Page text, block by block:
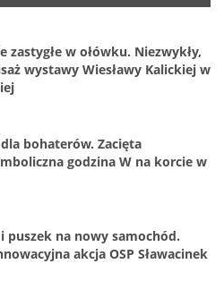
zastygłe w ołówku. Niezwykły,
wystawy Wiesławy Kalickiej w
bohaterów. Zacięta
godzina W na korcie w
puszek na nowy samochód.
akcja OSP Sławacinek